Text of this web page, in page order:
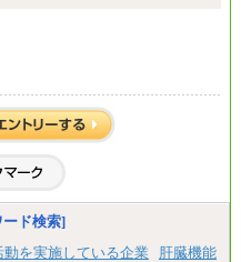
230,000円＋地域間調整給
サイトよりご確認ください。
ションデザイン
円（一律支給）※みなし
10.43時間。
当等を支給。
ード検索]
動を実施している企業
肝臓機能